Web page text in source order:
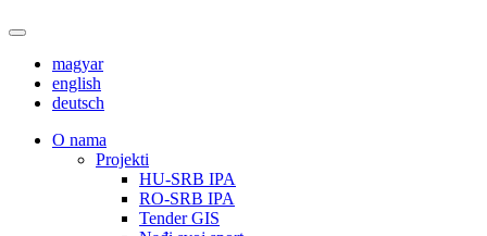
magyar
english
deutsch
О nama
Projekti
HU-SRB IPA
RO-SRB IPA
Tender GIS